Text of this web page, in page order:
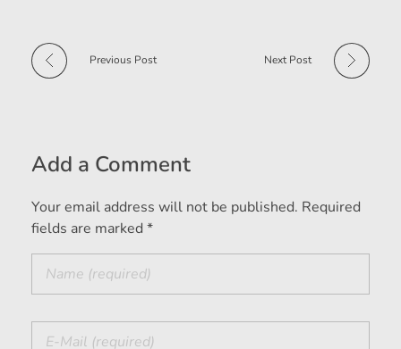
Previous Post Next Post
Add a Comment
Your email address will not be published. Required
fields are marked *